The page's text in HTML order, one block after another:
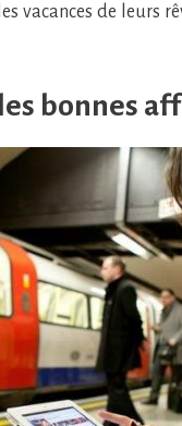
vacances de leurs
bonnes